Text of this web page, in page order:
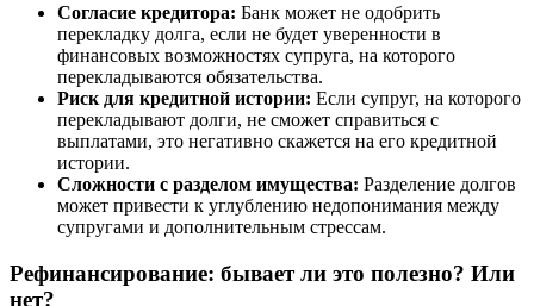
Согласие кредитора: Банк может не одобрить
перекладку долга, если не будет уверенности в
финансовых возможностях супруга, на которого
перекладываются обязательства.
Риск для кредитной истории: Если супруг, на которого
перекладывают долги, не сможет справиться с
выплатами, это негативно скажется на его кредитной
истории.
Сложности с разделом имущества: Разделение долгов
может привести к углублению недопонимания между
супругами и дополнительным стрессам.
Рефинансирование: бывает ли это полезно? Или
нет?